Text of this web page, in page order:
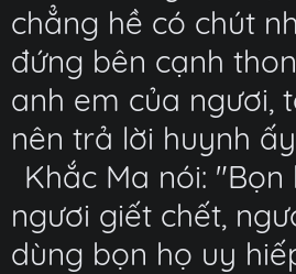
chẳng hề có chút
đứng bên cạnh
anh em của ngươi,
nên trả lời huynh
Khắc Ma nói: "Bọn
ngươi giết chết,
dùng bọn họ uy